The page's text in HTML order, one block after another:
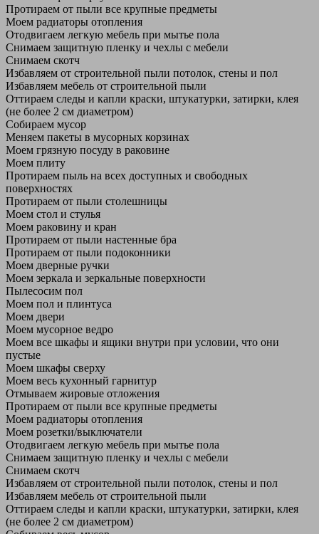
Протираем от пыли все крупные предметы
Моем радиаторы отопления
Отодвигаем легкую мебель при мытье пола
Снимаем защитную пленку и чехлы с мебели
Снимаем скотч
Избавляем от строительной пыли потолок, стены и пол
Избавляем мебель от строительной пыли
Оттираем следы и капли краски, штукатурки, затирки, клея
(не более 2 см диаметром)
Собираем мусор
Меняем пакеты в мусорных корзинах
Моем грязную посуду в раковине
Моем плиту
Протираем пыль на всех доступных и свободных
поверхностях
Протираем от пыли столешницы
Моем стол и стулья
Моем раковину и кран
Протираем от пыли настенные бра
Протираем от пыли подоконники
Моем дверные ручки
Моем зеркала и зеркальные поверхности
Пылесосим пол
Моем пол и плинтуса
Моем двери
Моем мусорное ведро
Моем все шкафы и ящики внутри при условии, что они
пустые
Моем шкафы сверху
Моем весь кухонный гарнитур
Отмываем жировые отложения
Протираем от пыли все крупные предметы
Моем радиаторы отопления
Моем розетки/выключатели
Отодвигаем легкую мебель при мытье пола
Снимаем защитную пленку и чехлы с мебели
Снимаем скотч
Избавляем от строительной пыли потолок, стены и пол
Избавляем мебель от строительной пыли
Оттираем следы и капли краски, штукатурки, затирки, клея
(не более 2 см диаметром)